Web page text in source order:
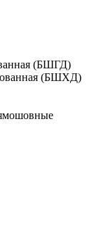
(БШГД)
(БШХД)